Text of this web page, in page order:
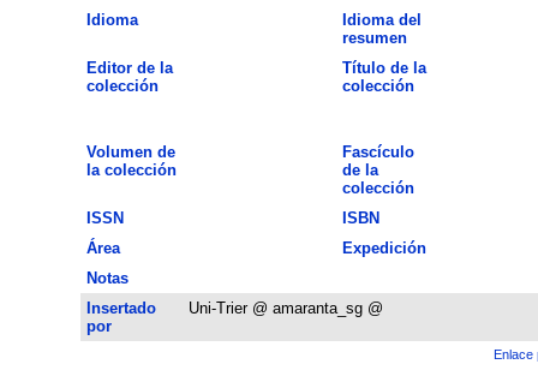
Idioma
Idioma del
resumen
Editor de la
colección
Título de la
colección
Volumen de
la colección
Fascículo
de la
colección
ISSN
ISBN
Área
Expedición
Notas
Insertado
por
Uni-Trier @ amaranta_sg @
Enlace